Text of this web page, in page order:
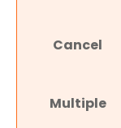
Cancel
Multiple